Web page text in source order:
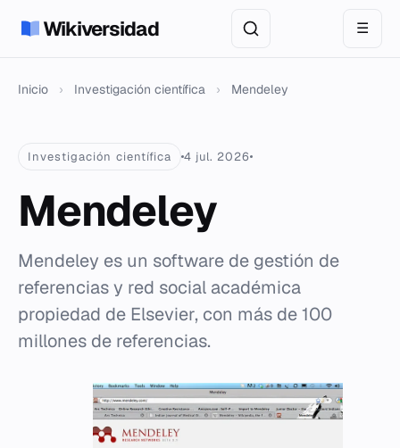
Wikiversidad ☰
Inicio › Investigación científica › Mendeley
Investigación científica 4 jul. 2026
Mendeley
Mendeley es un software de gestión de
referencias y red social académica
propiedad de Elsevier, con más de 100
millones de referencias.